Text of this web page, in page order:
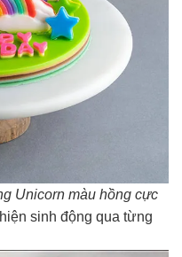
Unicorn màu hồng cực
sinh động qua từng